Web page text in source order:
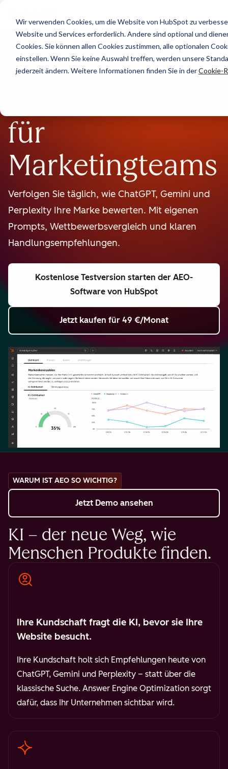
Wir verwenden Cookies, um die Website von HubSpot zu
Website und Services erforderlich. Andere sind optional und
Cookies. Sie können allen Cookies zustimmen, alle optionalen
einstellen. Wenn Sie keine Auswahl treffen, werden unsere
jederzeit ändern. Weitere Informationen finden Sie in derCookie-
Beta
für
Marketingteams
Verfolgen Sie täglich, wie ChatGPT, Gemini und
Perplexity Ihre Marke bewerten. Mit eigenen
Prompts, Wettbewerbsvergleich und klaren
Handlungsempfehlungen.
Kostenlose Testversion starten der AEO-
Software von HubSpot
Jetzt kaufen für 49 €/Monat
WARUM IST AEO SO WICHTIG?
Jetzt Demo ansehen
KI – der neue Weg, wie
Menschen Produkte finden.
Ihre Kundschaft fragt die KI, bevor sie Ihre
Website besucht.
Ihre Kundschaft holt sich Empfehlungen heute von
ChatGPT, Gemini und Perplexity – statt über die
klassische Suche. Answer Engine Optimization sorgt
dafür, dass Ihr Unternehmen sichtbar wird.